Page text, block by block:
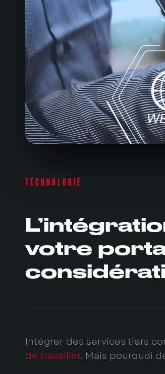
TECHNOLOGIE
votre
Intégrer des services tiers
de travailler. Mais pourquoi